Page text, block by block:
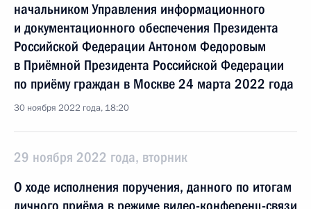
начальником Управления информационного
и документационного обеспечения Президента
Российской Федерации Антоном Федоровым
в Приёмной Президента Российской Федерации
по приёму граждан в Москве 24 марта 2022 года
30 ноября 2022 года, 18:20
29 ноября 2022 года, вторник
О ходе исполнения поручения, данного по итогам
личного приёма в режиме видео-конференц-связи